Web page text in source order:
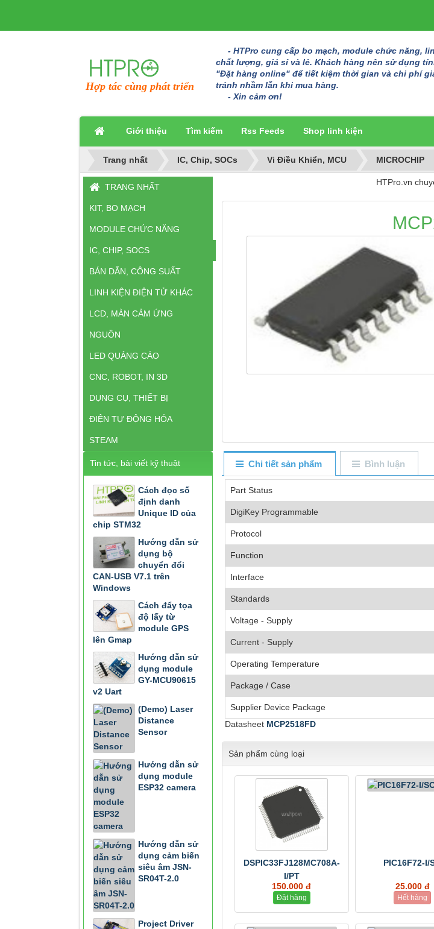
Hợp tác cùng phát triển
- HTPro cung cấp bo mạch, module chức năng,
chất lượng, giá sỉ và lẻ. Khách hàng nên sử dụng
"Đặt hàng online" để tiết kiệm thời gian và chi phí
tránh nhầm lẫn khi mua hàng.
- Xin cảm ơn!
Giới thiệu Tìm kiếm Rss Feeds Shop linh kiện
Trang nhất IC, Chip, SOCs Vi Điều Khiển, MCU MICROCHIP
HTPro.vn chuyển về
Chi tiết sản phẩm Bình luận
Part Status
DigiKey Programmable
Protocol
Function
Interface
Standards
Voltage - Supply
Current - Supply
Operating Temperature
Package / Case
Supplier Device Package
Datasheet MCP2518FD
Sản phẩm cùng loại
DSPIC33FJ128MC708A-
I/PT
150.000 đ
Đặt hàng
PIC16F72-I/
25.000 đ
Hết hàng
TRANG NHẤT
KIT, BO MẠCH
MODULE CHỨC NĂNG
IC, CHIP, SOCS
BÁN DẪN, CÔNG SUẤT
LINH KIỆN ĐIỆN TỬ KHÁC
LCD, MÀN CẢM ỨNG
NGUỒN
LED QUẢNG CÁO
CNC, ROBOT, IN 3D
DỤNG CỤ, THIẾT BỊ
ĐIỆN TỰ ĐỘNG HÓA
STEAM
Tin tức, bài viết kỹ thuật
Cách đọc số
định danh
Unique ID của
chip STM32
Hướng dẫn sử
dụng bộ
chuyển đổi
CAN-USB V7.1 trên
Windows
Cách đẩy tọa
độ lấy từ
module GPS
lên Gmap
Hướng dẫn sử
dụng module
GY-MCU90615
v2 Uart
(Demo) Laser
Distance
Sensor
Hướng dẫn sử
dụng module
ESP32 camera
Hướng dẫn sử
dụng cảm biến
siêu âm JSN-
SR04T-2.0
Project Driver